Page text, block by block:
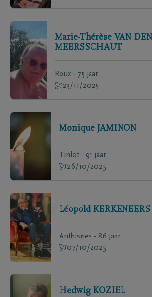
Marie-Thérèse VAN DEN
MEERSSCHAUT
Roux - 75 jaar
23/11/2025
Monique JAMINON
Tinlot - 91 jaar
26/10/2025
Léopold KERKENEERS
Anthisnes - 86 jaar
07/10/2025
Hedwig KOZIEL